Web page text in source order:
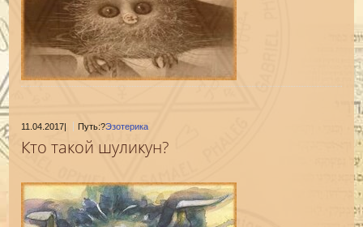
11.04.2017| Путь:?Эзотерика
Кто такой шуликун?